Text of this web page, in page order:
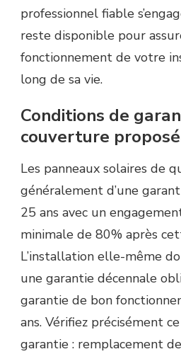
professionnel fiable
reste disponible pour
fonctionnement de votre
long de sa vie.
Conditions de
couverture
Les panneaux solaires de
généralement d’une
25 ans avec un
minimale de 80% après
L’installation elle-même
une garantie décennale
garantie de bon
ans. Vérifiez précisément
garantie : remplacement